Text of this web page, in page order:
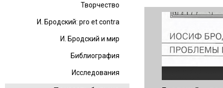
Творчество
И. Бродский: pro et contra
И. Бродский и мир
Библиография
Исследования